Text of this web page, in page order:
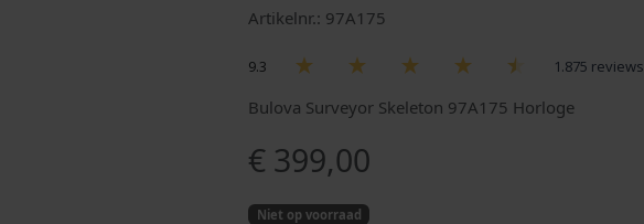
Artikelnr.: 97A175
9.3 1.875 reviews
Bulova Surveyor Skeleton 97A175 Horloge
€ 399,00
Niet op voorraad